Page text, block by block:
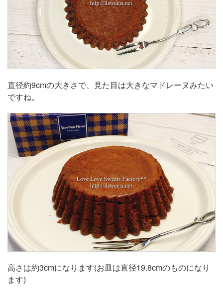
直径約9cmの大きさで、見た目は大きなマドレーヌみたい
ですね。
高さは約3cmになります(お皿は直径19.8cmのものになり
ます)